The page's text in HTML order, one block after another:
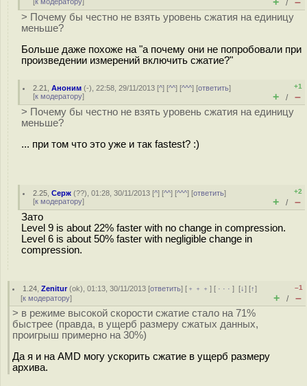
/
> Почему бы честно не взять уровень сжатия на единицу
меньше?
Больше даже похоже на "а почему они не попробовали при
произведении измерений включить сжатие?"
2.21 ,Аноним (-), 22:58, 29/11/2013 [^] [^^] [^^^] [ответить]
[к модератору]
+1
+ / –
> Почему бы честно не взять уровень сжатия на единицу
меньше?
... при том что это уже и так fastest? :)
2.25 ,Серж (??), 01:28, 30/11/2013 [^] [^^] [^^^] [ответить]
[к модератору]
+2
+ / –
Зато
Level 9 is about 22% faster with no change in compression.
Level 6 is about 50% faster with negligible change in
compression.
1.24 ,Zenitur(ok), 01:13, 30/11/2013 [ответить] [ ﹢﹢﹢] [ · · ·][↓] [↑]
[к модератору]
–1
+ / –
> в режиме высокой скорости сжатие стало на 71%
быстрее (правда, в ущерб размеру сжатых данных,
проигрыш примерно на 30%)
Да я и на AMD могу ускорить сжатие в ущерб размеру
архива.